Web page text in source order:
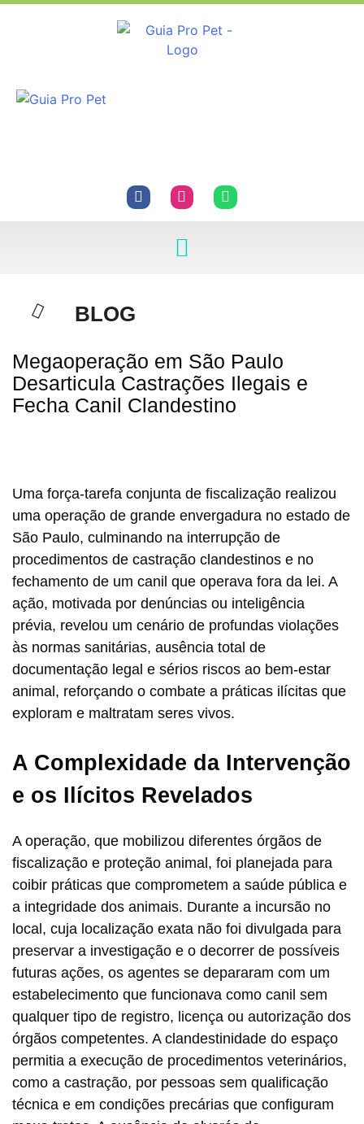
BLOG
Megaoperação em São Paulo
Desarticula Castrações Ilegais e
Fecha Canil Clandestino
Uma força-tarefa conjunta de fiscalização realizou
uma operação de grande envergadura no estado de
São Paulo, culminando na interrupção de
procedimentos de castração clandestinos e no
fechamento de um canil que operava fora da lei. A
ação, motivada por denúncias ou inteligência
prévia, revelou um cenário de profundas violações
às normas sanitárias, ausência total de
documentação legal e sérios riscos ao bem-estar
animal, reforçando o combate a práticas ilícitas que
exploram e maltratam seres vivos.
A Complexidade da Intervenção
e os Ilícitos Revelados
A operação, que mobilizou diferentes órgãos de
fiscalização e proteção animal, foi planejada para
coibir práticas que comprometem a saúde pública e
a integridade dos animais. Durante a incursão no
local, cuja localização exata não foi divulgada para
preservar a investigação e o decorrer de possíveis
futuras ações, os agentes se depararam com um
estabelecimento que funcionava como canil sem
qualquer tipo de registro, licença ou autorização dos
órgãos competentes. A clandestinidade do espaço
permitia a execução de procedimentos veterinários,
como a castração, por pessoas sem qualificação
técnica e em condições precárias que configuram